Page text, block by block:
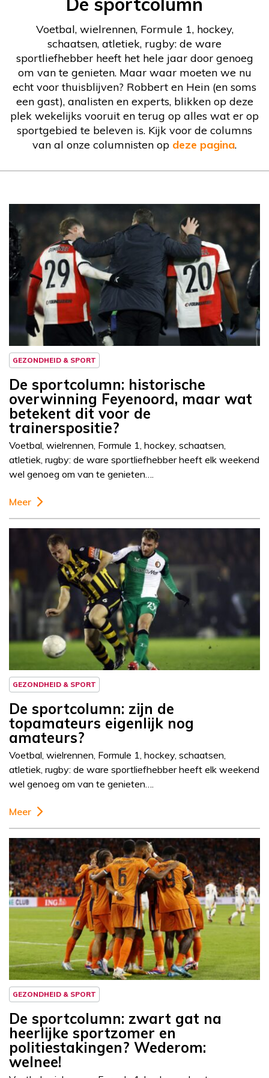
Voetbal, wielrennen, Formule 1, hockey,
schaatsen, atletiek, rugby: de ware
sportliefhebber heeft het hele jaar door genoeg
om van te genieten. Maar waar moeten we nu
echt voor thuisblijven? Robbert en Hein (en soms
een gast), analisten en experts, blikken op deze
plek wekelijks vooruit en terug op alles wat er op
sportgebied te beleven is. Kijk voor de columns
van al onze columnisten op deze pagina.
Column
Sportcolumn
GEZONDHEID & SPORT
De sportcolumn: historische
overwinning Feyenoord, maar wat
betekent dit voor de
trainerspositie?
Voetbal, wielrennen, Formule 1, hockey, schaatsen,
atletiek, rugby: de ware sportliefhebber heeft elk weekend
wel genoeg om van te genieten….
Meer
Column
Sportcolumn
GEZONDHEID & SPORT
De sportcolumn: zijn de
topamateurs eigenlijk nog
amateurs?
Voetbal, wielrennen, Formule 1, hockey, schaatsen,
atletiek, rugby: de ware sportliefhebber heeft elk weekend
wel genoeg om van te genieten….
Meer
Column
Sportcolumn
GEZONDHEID & SPORT
De sportcolumn: zwart gat na
heerlijke sportzomer en
politiestakingen? Wederom:
welnee!